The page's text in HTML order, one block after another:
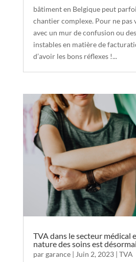
bâtiment en Belgique peut
chantier complexe. Pour ne pas
avec un mur de confusion ou
instables en matière de
d’avoir les bons réflexes !...
TVA dans le secteur médical
nature des soins est
pargarance| Juin 2, 2023| TVA